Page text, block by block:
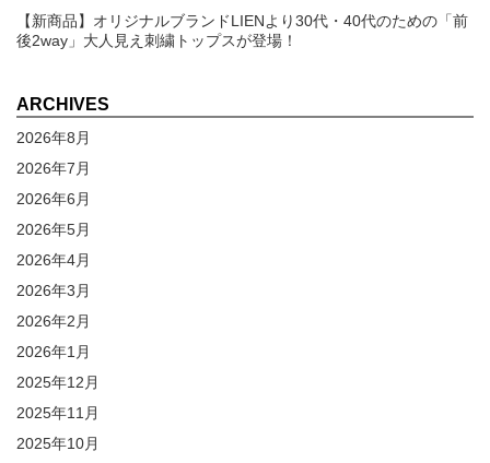
【新商品】オリジナルブランドLIENより30代・40代のための「前
後2way」大人見え刺繍トップスが登場！
ARCHIVES
2026年8月
2026年7月
2026年6月
2026年5月
2026年4月
2026年3月
2026年2月
2026年1月
2025年12月
2025年11月
2025年10月